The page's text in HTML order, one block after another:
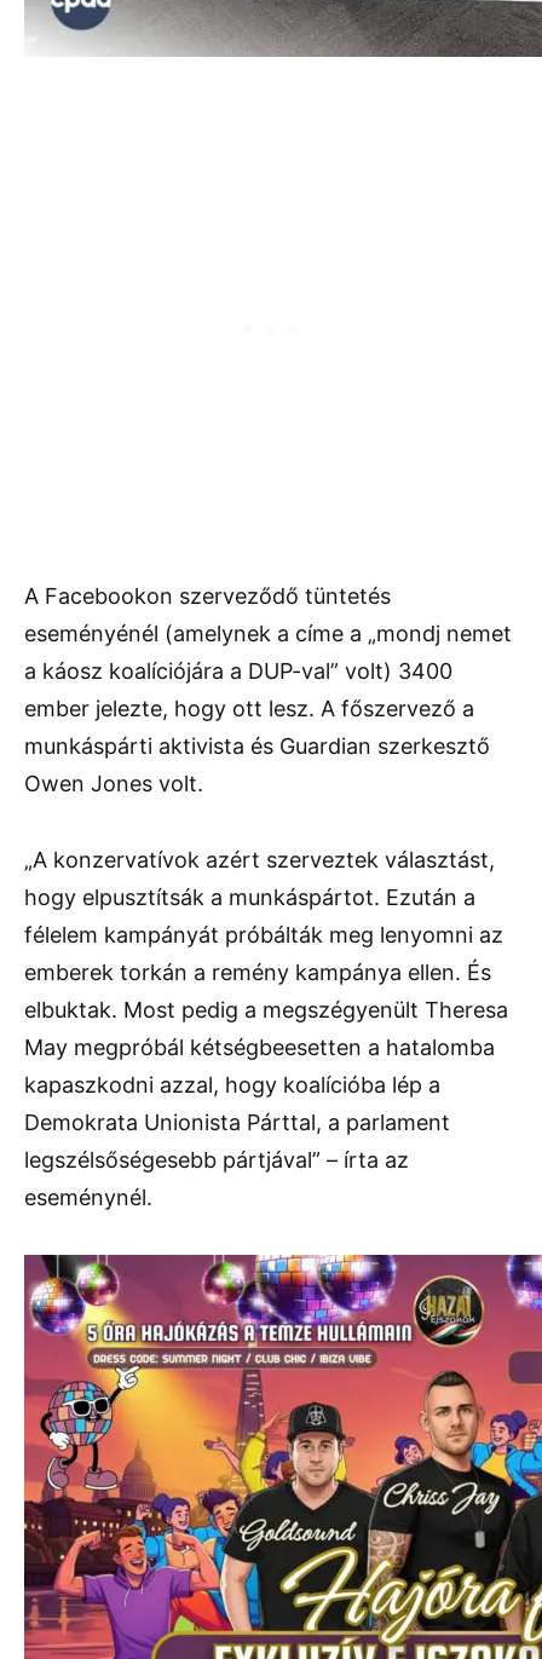
A Facebookon szerveződő tüntetés
eseményénél (amelynek a címe a „mondj nemet
a káosz koalíciójára a DUP-val” volt) 3400
ember jelezte, hogy ott lesz. A főszervező a
munkáspárti aktivista és Guardian szerkesztő
Owen Jones volt.
„A konzervatívok azért szerveztek választást,
hogy elpusztítsák a munkáspártot. Ezután a
félelem kampányát próbálták meg lenyomni az
emberek torkán a remény kampánya ellen. És
elbuktak. Most pedig a megszégyenült Theresa
May megpróbál kétségbeesetten a hatalomba
kapaszkodni azzal, hogy koalícióba lép a
Demokrata Unionista Párttal, a parlament
legszélsőségesebb pártjával” – írta az
eseménynél.